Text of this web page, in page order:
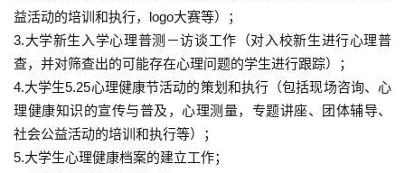
益活动的培训和执行，logo大赛等）；
3.大学新生入学心理普测－访谈工作（对入校新生进行心理普
查，并对筛查出的可能存在心理问题的学生进行跟踪）；
4.大学生5.25心理健康节活动的策划和执行（包括现场咨询、心
理健康知识的宣传与普及，心理测量，专题讲座、团体辅导、
社会公益活动的培训和执行等）；
5.大学生心理健康档案的建立工作；